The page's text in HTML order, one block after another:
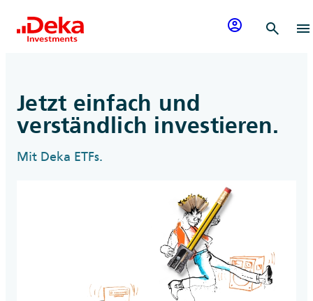
account_circle search menu
Jetzt einfach und
verständlich investieren.
Mit Deka ETFs.